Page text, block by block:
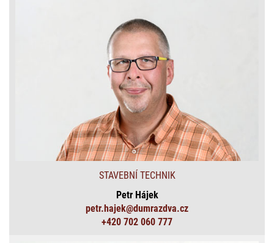
STAVEBNÍ TECHNIK
Petr Hájek
petr.hajek@dumrazdva.cz
+420 702 060 777